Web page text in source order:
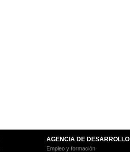
AGENCIA DE DESARROLLO
Empleo y formación